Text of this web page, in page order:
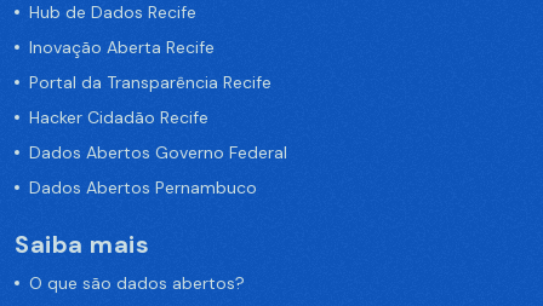
Hub de Dados Recife
Inovação Aberta Recife
Portal da Transparência Recife
Hacker Cidadão Recife
Dados Abertos Governo Federal
Dados Abertos Pernambuco
Saiba mais
O que são dados abertos?